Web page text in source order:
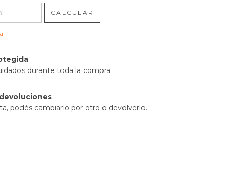
CALCULAR
durante toda la compra.
podés cambiarlo por otro o devolverlo.